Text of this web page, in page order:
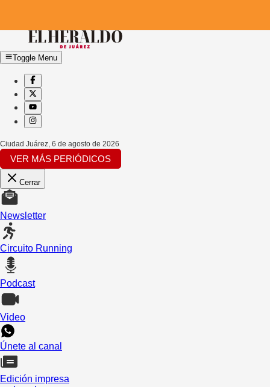
Toggle Menu
Ciudad Juárez 6 de agosto de 2026
VER MÁS PERIÓDICOS
Cerrar
Newsletter
Circuito Running
Podcast
Video
Únete al canal
Edición impresa